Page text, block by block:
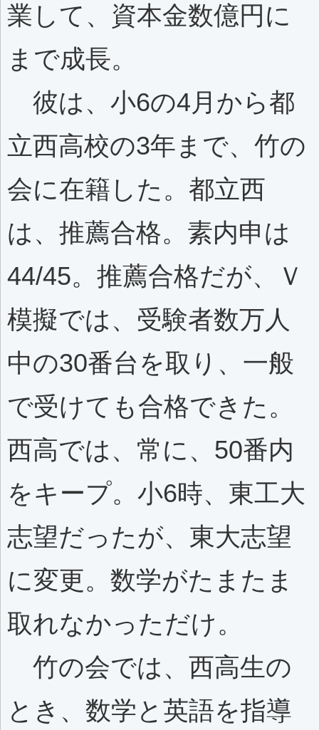
業して、資本金数億円に
まで成長。
彼は、小6の4月から都
立西高校の3年まで、竹の
会に在籍した。都立西
は、推薦合格。素内申は
44/45。推薦合格だが、Ｖ
模擬では、受験者数万人
中の30番台を取り、一般
で受けても合格できた。
西高では、常に、50番内
をキープ。小6時、東工大
志望だったが、東大志望
に変更。数学がたまたま
取れなかっただけ。
竹の会では、西高生の
とき、数学と英語を指導